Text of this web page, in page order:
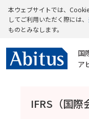
本ウェブサイトでは、
してご利用いただく際には、
ものとみなします。
国
ア
IFRS（国際